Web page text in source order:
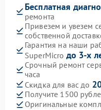
Бесплатная
ремонта
Привезем и увезем
собственной
Гарантия на наши
SuperMicro до 3-х
Срочный ремонт
часа
Скидка для вас до
Получите 1500
Оригинальные